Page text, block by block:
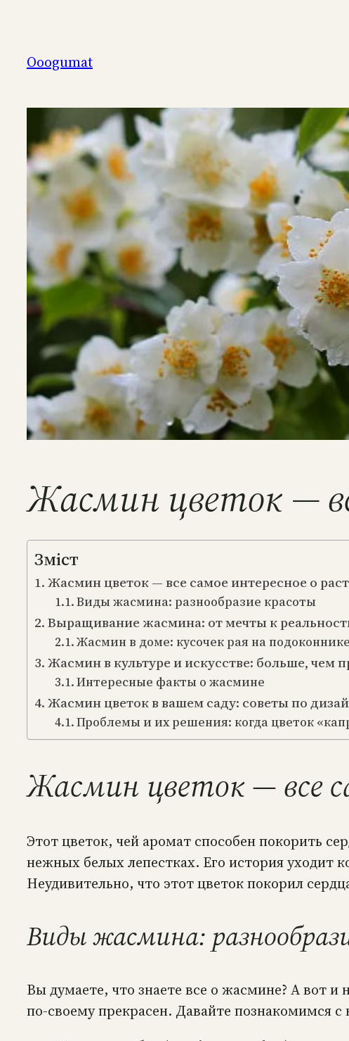
содержимому
Ooogumat
Жасмин цветок —
Зміст
Жасмин цветок — все самое интересное о
Виды жасмина: разнообразие красоты
Выращивание жасмина: от мечты к
Жасмин в доме: кусочек рая на подоконнике
Жасмин в культуре и искусстве: больше, чем
Интересные факты о жасмине
Жасмин цветок в вашем саду: советы по
Проблемы и их решения: когда цветок
Жасмин цветок — все
Этот цветок, чей аромат способен покорить
нежных белых лепестках. Его история уходит
Неудивительно, что этот цветок покорил
Виды жасмина:
Вы думаете, что знаете все о жасмине? А вот
по-своему прекрасен. Давайте познакомимся